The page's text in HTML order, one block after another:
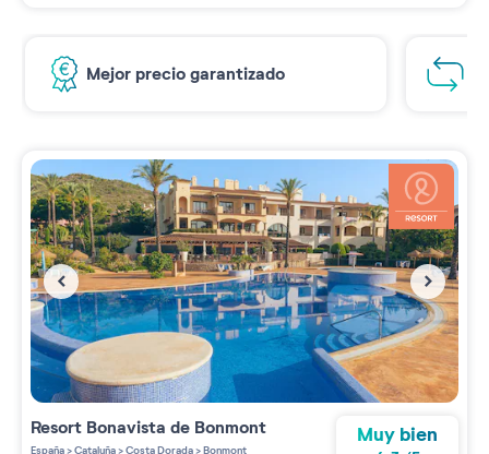
Mejor precio garantizado
Resort Bonavista de Bonmont
España>Cataluña>Costa Dorada>Bonmont
Muy bien